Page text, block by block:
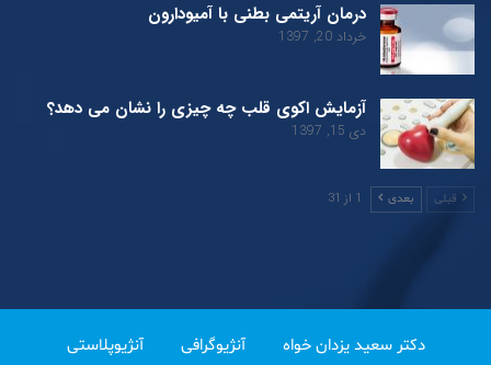
درمان آریتمی بطنی با آمیودارون
خرداد 20, 1397
آزمایش اکوی قلب چه چیزی را نشان می دهد؟
دی 15, 1397
قبلی بعدی 1 از 31
دکتر سعید یزدان خواه آنژیوگرافی آنژیوپلاستی